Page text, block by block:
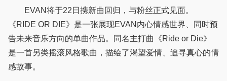
EVAN将于22日携新曲回归，与粉丝正式见面。
《RIDE OR DIE》是一张展现EVAN内心情感世界、同时预
告未来音乐方向的单曲作品。同名主打曲《Ride or Die》
是一首另类摇滚风格歌曲，描绘了渴望爱情、追寻真心的情
感故事。